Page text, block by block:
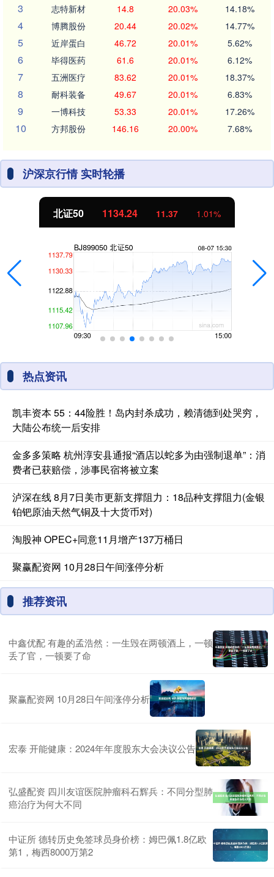
3 志特新材 14.8 20.03% 14.18%
4 博腾股份 20.44 20.02% 14.77%
5 近岸蛋白 46.72 20.01% 5.62%
6 毕得医药 61.6 20.01% 6.12%
7 五洲医疗 83.62 20.01% 18.37%
8 耐科装备 49.67 20.01% 6.83%
9 一博科技 53.33 20.01% 17.26%
10 方邦股份 146.16 20.00% 7.68%
沪深京行情 实时轮播
北证50 1134.24 11.37 1.01%
热点资讯
凯丰资本 55：44险胜！岛内封杀成功，赖清德到处哭穷，
大陆公布统一后安排
金多多策略 杭州淳安县通报“酒店以蛇多为由强制退单”：消
费者已获赔偿，涉事民宿将被立案
泸深在线 8月7日美市更新支撑阻力：18品种支撑阻力(金银
铂钯原油天然气铜及十大货币对)
淘股神 OPEC+同意11月增产137万桶日
聚赢配资网 10月28日午间涨停分析
推荐资讯
中鑫优配 有趣的孟浩然：一生毁在两顿酒上，一顿
丢了官，一顿要了命
聚赢配资网 10月28日午间涨停分析
宏泰 开能健康：2024年年度股东大会决议公告
弘盛配资 四川友谊医院肿瘤科石辉兵：不同分型肺
癌治疗为何大不同
中证所 德转历史免签球员身价榜：姆巴佩1.8亿欧
第1，梅西8000万第2